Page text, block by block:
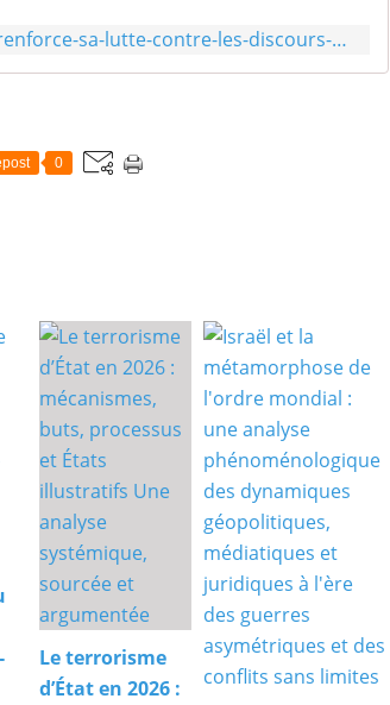
https://www.jforum.fr/meta-renforce-sa-lutte-contre-les-discours-de-haine-ciblant-les-sionistes.html
0
Le terrorisme
d’État en 2026 :